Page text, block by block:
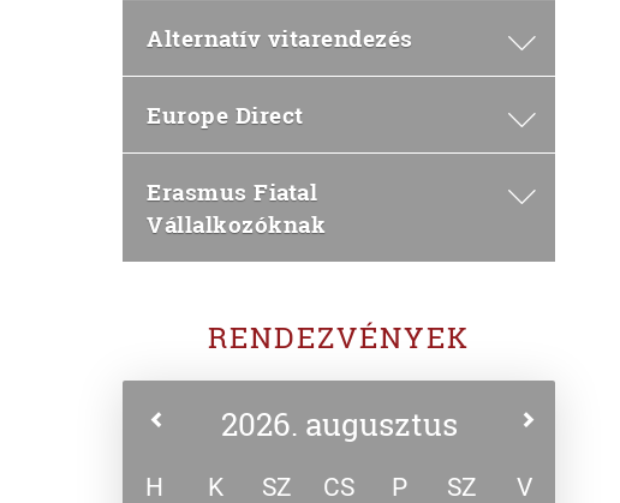
Alternatív vitarendezés
Europe Direct
Erasmus Fiatal
Vállalkozóknak
RENDEZVÉNYEK
2026. augusztus
H K SZ CS P SZ V